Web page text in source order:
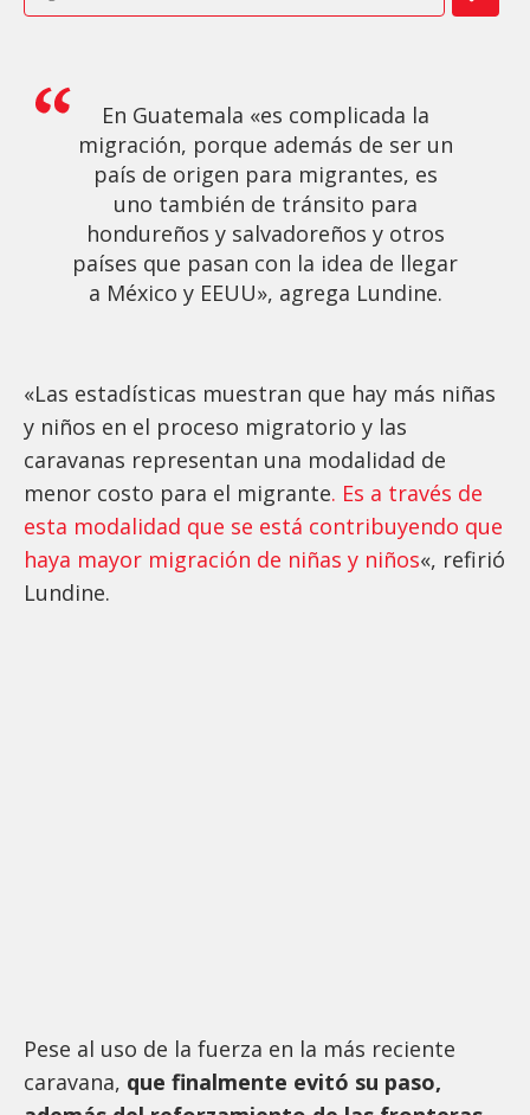
En Guatemala «es complicada la
migración, porque además de ser un
país de origen para migrantes, es
uno también de tránsito para
hondureños y salvadoreños y otros
países que pasan con la idea de llegar
a México y EEUU», agrega Lundine.
«Las estadísticas muestran que hay más niñas
y niños en el proceso migratorio y las
caravanas representan una modalidad de
menor costo para el migrante. Es a través de
esta modalidad que se está contribuyendo que
haya mayor migración de niñas y niños«, refirió
Lundine.
Pese al uso de la fuerza en la más reciente
caravana, que finalmente evitó su paso,